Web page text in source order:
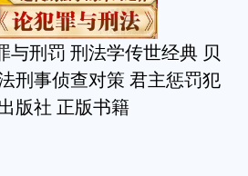
与刑罚 刑法学传世经典 贝
刑事侦查对策 君主惩罚犯
版社 正版书籍